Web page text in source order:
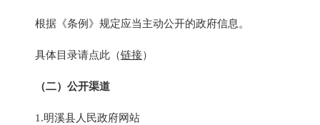
根据《条例》规定应当主动公开的政府信息。
具体目录请点此（链接）
（二）公开渠道
1.明溪县人民政府网站